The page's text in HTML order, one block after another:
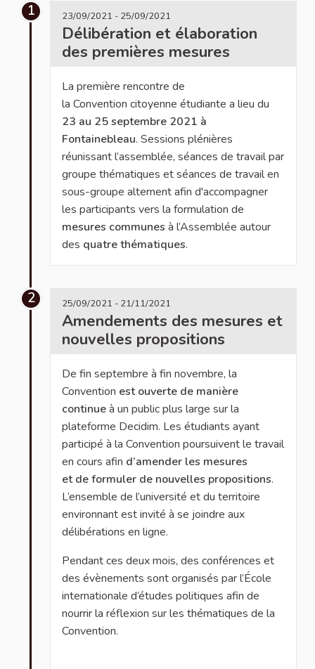
1 23/09/2021 - 25/09/2021
Délibération et élaboration
des premières mesures
La première rencontre de
la Convention citoyenne étudiante a lieu du
23 au 25 septembre 2021 à
Fontainebleau. Sessions plénières
réunissant l’assemblée, séances de travail par
groupe thématiques et séances de travail en
sous-groupe alternent afin d'accompagner
les participants vers la formulation de
mesures communes à l’Assemblée autour
des quatre thématiques.
2 25/09/2021 - 21/11/2021
Amendements des mesures et
nouvelles propositions
De fin septembre à fin novembre, la
Convention est ouverte de manière
continueà un public plus large sur la
plateforme Decidim. Les étudiants ayant
participé à la Convention poursuivent le travail
en cours afin d’amender les mesures
et de formuler de nouvelles propositions.
L’ensemble de l’université et du territoire
environnant est invité à se joindre aux
délibérations en ligne.
Pendant ces deux mois, des conférences et
des évènements sont organisés par l’École
internationale d’études politiques afin de
nourrir la réflexion sur les thématiques de la
Convention.